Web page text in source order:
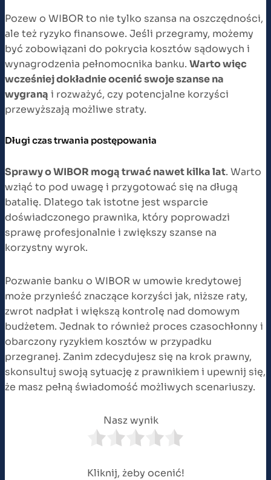
Pozew o WIBOR to nie tylko szansa na oszczędności,
ale też ryzyko finansowe. Jeśli przegramy, możemy
być zobowiązani do pokrycia kosztów sądowych i
wynagrodzenia pełnomocnika banku. Warto więc
wcześniej dokładnie ocenić swoje szanse na
wygraną i rozważyć, czy potencjalne korzyści
przewyższają możliwe straty.
Długi czas trwania postępowania
Sprawy o WIBOR mogą trwać nawet kilka lat. Warto
wziąć to pod uwagę i przygotować się na długą
batalię. Dlatego tak istotne jest wsparcie
doświadczonego prawnika, który poprowadzi
sprawę profesjonalnie i zwiększy szanse na
korzystny wyrok.
Pozwanie banku o WIBOR w umowie kredytowej
może przynieść znaczące korzyści jak, niższe raty,
zwrot nadpłat i większą kontrolę nad domowym
budżetem. Jednak to również proces czasochłonny i
obarczony ryzykiem kosztów w przypadku
przegranej. Zanim zdecydujesz się na krok prawny,
skonsultuj swoją sytuację z prawnikiem i upewnij się,
że masz pełną świadomość możliwych scenariuszy.
Nasz wynik
Kliknij, żeby ocenić!